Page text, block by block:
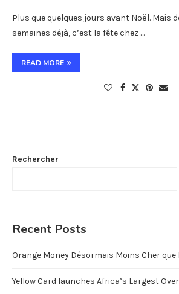
Plus que quelques jours avant Noël. Mais
semaines déjà, c’est la fête chez …
READ MORE
Rechercher
Recent Posts
Orange Money Désormais Moins Cher que
Yellow Card launches Africa’s Largest